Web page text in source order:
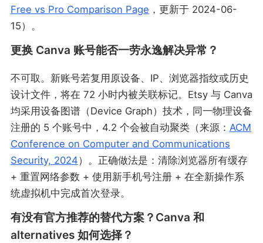
Free vs Pro Comparison Page ，更新于 2024-06-
15）。
更换 Canva 账号能否一劳永逸解决异常？
不可取。新账号若复用原设备、IP、浏览器指纹或历史
设计文件，将在 72 小时内被关联标记。Etsy 与 Canva
均采用设备图谱（Device Graph）技术，同一物理设备
注册的 5 个账号中，4.2 个会被自动聚类（来源： ACM
Conference on Computer and Communications
Security, 2024）。正确做法是：清除浏览器所有缓存
+ 重置网络参数 + 使用新手机号注册 + 在全新操作系
统虚拟机中完成首次登录。
有没有官方推荐的替代方案？Canva 和
alternatives 如何选择？